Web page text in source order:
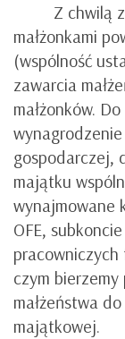
Z chwilą
małżonkami
(wspólność
zawarcia
małżonków.
gospodarczej,
majątku
wynajmowane
OFE,
czym
małżeństwa
majątkowej.